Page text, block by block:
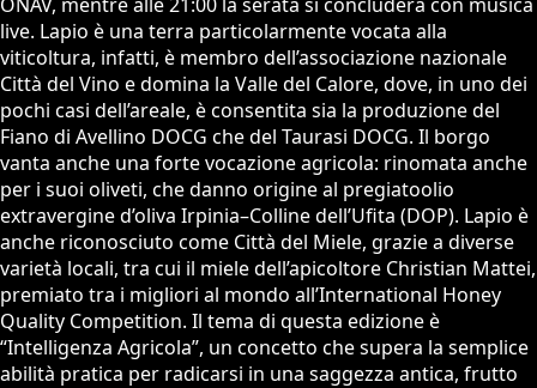
live. Lapio è una terra particolarmente vocata alla
viticoltura, infatti, è membro dell’associazione nazionale
Città del Vino e domina la Valle del Calore, dove, in uno dei
pochi casi dell’areale, è consentita sia la produzione del
Fiano di Avellino DOCG che del Taurasi DOCG. Il borgo
vanta anche una forte vocazione agricola: rinomata anche
per i suoi oliveti, che danno origine al pregiatoolio
extravergine d’oliva Irpinia–Colline dell’Ufita (DOP). Lapio è
anche riconosciuto come Città del Miele, grazie a diverse
varietà locali, tra cui il miele dell’apicoltore Christian Mattei,
premiato tra i migliori al mondo all’International Honey
Quality Competition. Il tema di questa edizione è
“Intelligenza Agricola”, un concetto che supera la semplice
abilità pratica per radicarsi in una saggezza antica, frutto